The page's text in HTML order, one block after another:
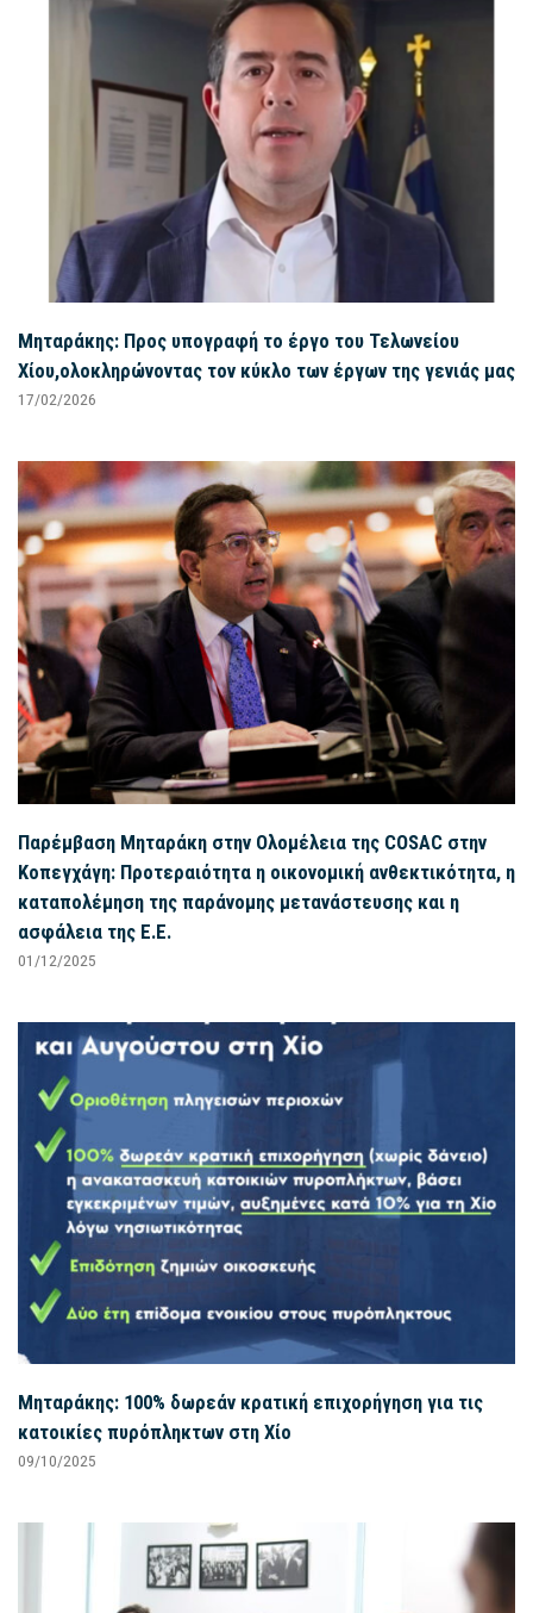
Μηταράκης: Προς υπογραφή το έργο του Τελωνείου
Χίου,ολοκληρώνοντας τον κύκλο των έργων της γενιάς μας
17/02/2026
Παρέμβαση Μηταράκη στην Ολομέλεια της COSAC στην
Κοπεγχάγη: Προτεραιότητα η οικονομική ανθεκτικότητα, η
καταπολέμηση της παράνομης μετανάστευσης και η
ασφάλεια της Ε.Ε.
01/12/2025
Μηταράκης: 100% δωρεάν κρατική επιχορήγηση για τις
κατοικίες πυρόπληκτων στη Χίο
09/10/2025